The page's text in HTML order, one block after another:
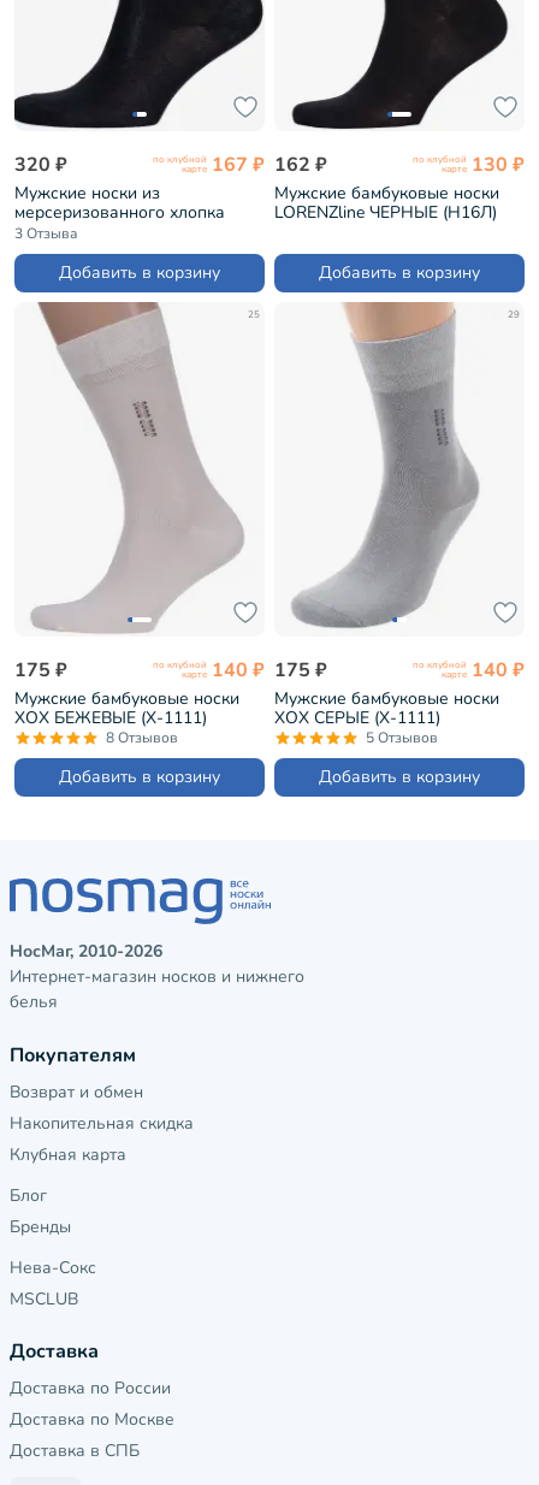
320 ₽ по клубной
карте 167 ₽
Мужские носки из
мерсеризованного хлопка
Брестские (БЧК) рис. 000,
ЧЕРНЫЕ (18С2005)
3 Отзыва
Добавить в корзину
162 ₽ по клубной
карте 130 ₽
Мужские бамбуковые носки
LORENZline ЧЕРНЫЕ (Н16Л)
Добавить в корзину
25
175 ₽ по клубной
карте 140 ₽
Мужские бамбуковые носки
ХОХ БЕЖЕВЫЕ (X-1111)
8 Отзывов
Добавить в корзину
29
175 ₽ по клубной
карте 140 ₽
Мужские бамбуковые носки
ХОХ СЕРЫЕ (X-1111)
5 Отзывов
Добавить в корзину
НосМаг, 2010-2026
Интернет-магазин носков и нижнего
белья
Покупателям
Возврат и обмен
Накопительная скидка
Клубная карта
Блог
Бренды
Нева-Сокс
MSCLUB
Доставка
Доставка по России
Доставка по Москве
Доставка в СПБ